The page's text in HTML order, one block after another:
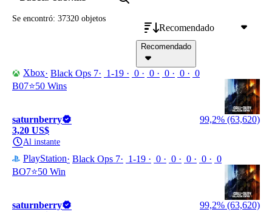
Recomendado
Recomendado
Se encontró: 37320 objetos
Xbox Black Ops 7 1-19 0 0 0 0
0
B07⭐️50 Wins
saturnberry
99,2% (63,620)
3,20 US$
Al instante
PlayStation Black Ops 7 1-19 0 0 0 0
0
BO7⭐️50 Win
saturnberry
99,2% (63,620)